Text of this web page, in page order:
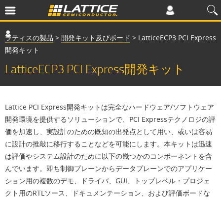
ラティスの製品 > 開発キット及びボード > LatticeECP3 PCI Express
開発キット
LatticeECP3 PCI Express開発キット
Lattice PCI Express開発キットは完全なハードウェア/ソフトウェア
開発環境を提供するソリューションで、PCI Expressテクノロジの評
価を加速し、実設計のための既知の出発点として用い、或いは容易
に設計の推敲に移行することなどを可能にします。本キットは迅速
は評価やシステム設計のために以下の幾つかのコンポーネントを含
んでいます。即ち制御プレーンからデータプレーンでのアプリケー
ション用の複数のデモ、ドライバ、GUI、トップレベル・プロジェ
クト用のRTLソース、ドキュメンテーション、および評価ボードな